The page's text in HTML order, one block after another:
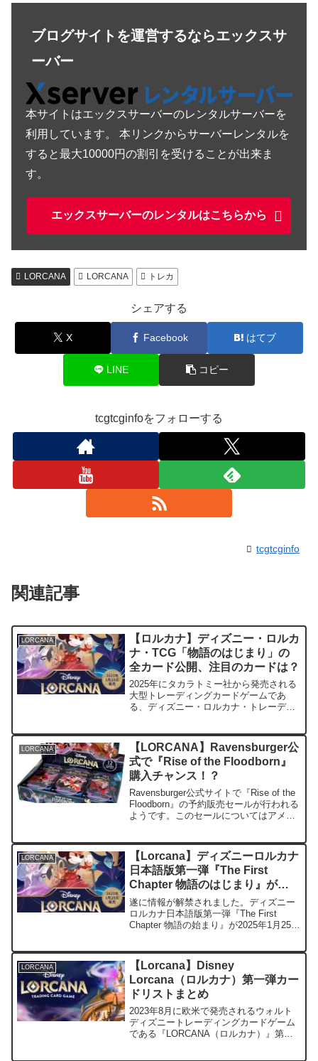
ブログサイトを運営するならエックスサ
ーバー
本サイトはエックスサーバーのレンタルサーバーを
利用しています。 本リンクからサーバーレンタルを
すると最大10000円の割引を受けることが出来ま
す。
エックスサーバーのレンタルはこちらから
LORCANA LORCANA トレカ
シェアする
X Facebook はてブ
LINE コピー
tcgtcginfoをフォローする
tcgtcginfo
関連記事
LORCANA
【ロルカナ】ディズニー・ロルカ
ナ・TCG「物語のはじまり」の
全カード公開、注目のカードは？
2025年にタカラトミー社から発売される
大型トレーディングカードゲームであ
る、ディズニー・ロルカナ・トレーディ
ちらロルカナは6色あるインクのうち、好
きな1色か2色を選ん...
LORCANA
【LORCANA】Ravensburger公
式で『Rise of the Floodborn』
購入チャンス！？
Ravensburger公式サイトで『Rise of the
Floodborn』の予約販売セールが行われる
ようです。このセールについてはアメリ
る可能性があります。 プ...
LORCANA
【Lorcana】ディズニーロルカナ
日本語版第一弾『The First
Chapter 物語のはじまり』が
2025年1月25日に発売決定。
遂に情報が解禁されました。ディズニー
ロルカナ日本語版第一弾『The First
Chapter 物語の始まり』が2025年1月25日
付けています。タカラトミーモールで
は...
LORCANA
【Lorcana】Disney
Lorcana（ロルカナ）第一弾カー
ドリストまとめ
2023年8月に欧米で発売されるウォルト
ディズニートレーディングカードゲーム
である『LORCANA（ロルカナ）』第一